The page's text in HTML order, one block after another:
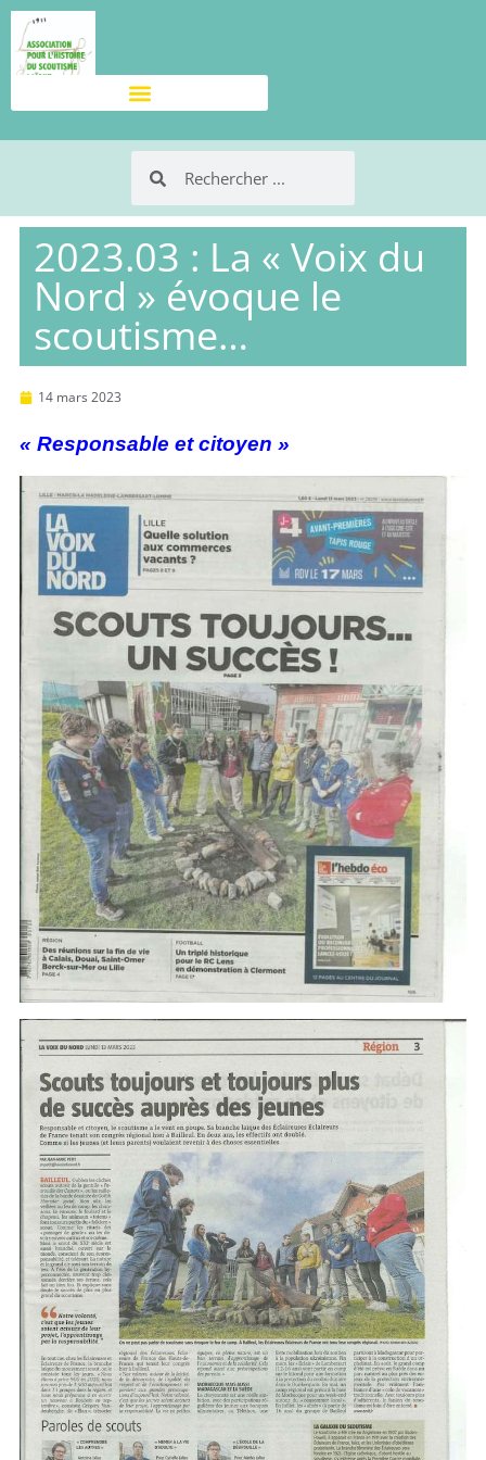
2023.03 : La « Voix du
Nord » évoque le
scoutisme…
14 mars 2023
« Responsable et citoyen »